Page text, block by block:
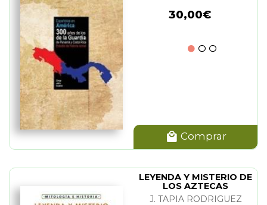
30,00€
Comprar
LEYENDA Y MISTERIO DE
LOS AZTECAS
J. TAPIA RODRIGUEZ